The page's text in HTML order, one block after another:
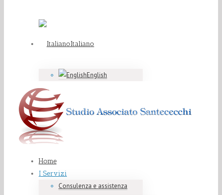
Italiano
English
Home
I Servizi
Consulenza e assistenza